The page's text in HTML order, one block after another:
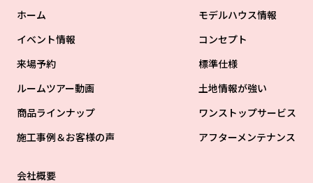
ホーム
イベント情報
来場予約
ルームツアー動画
商品ラインナップ
施工事例＆お客様の声
モデルハウス情報
コンセプト
標準仕様
土地情報が強い
ワンストップサービス
アフターメンテナンス
会社概要